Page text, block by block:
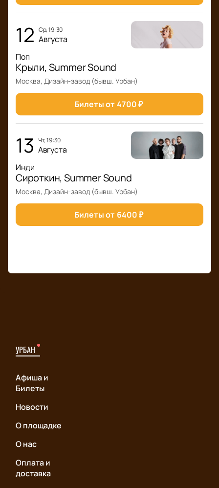
12 ср, 19:30
Августа
Поп
Крыли, Summer Sound
Москва, Дизайн-завод (бывш. Урбан)
Билеты от4700₽
13 чт, 19:30
Августа
Инди
Сироткин, Summer Sound
Москва, Дизайн-завод (бывш. Урбан)
Билеты от 6400₽
УРБАН
Афиша и
Билеты
Новости
О площадке
О нас
Оплата и
доставка